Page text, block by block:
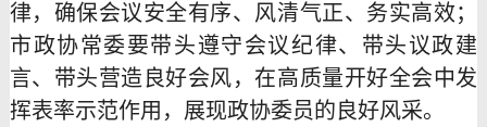
律，确保会议安全有序、风清气正、务实高效；
市政协常委要带头遵守会议纪律、带头议政建
言、带头营造良好会风，在高质量开好全会中发
挥表率示范作用，展现政协委员的良好风采。